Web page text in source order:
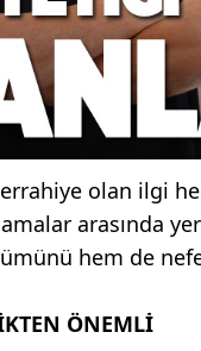
olan ilgi
arasında
hem de
ÖNEMLİ